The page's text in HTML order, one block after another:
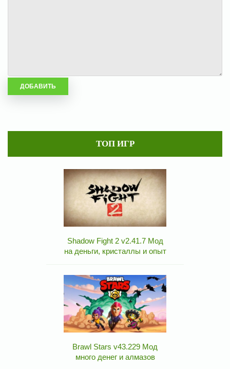
ТОП ИГР
Shadow Fight 2 v2.41.7 Мод
на деньги, кристаллы и опыт
Brawl Stars v43.229 Мод
много денег и алмазов